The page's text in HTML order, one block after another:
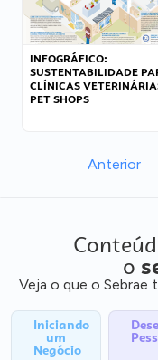
INFOGRÁFICO:
SUSTENTABILIDADE
CLÍNICAS
PET SHOPS
Anterior
o
Veja o que o Sebrae
Iniciando
um
Negócio